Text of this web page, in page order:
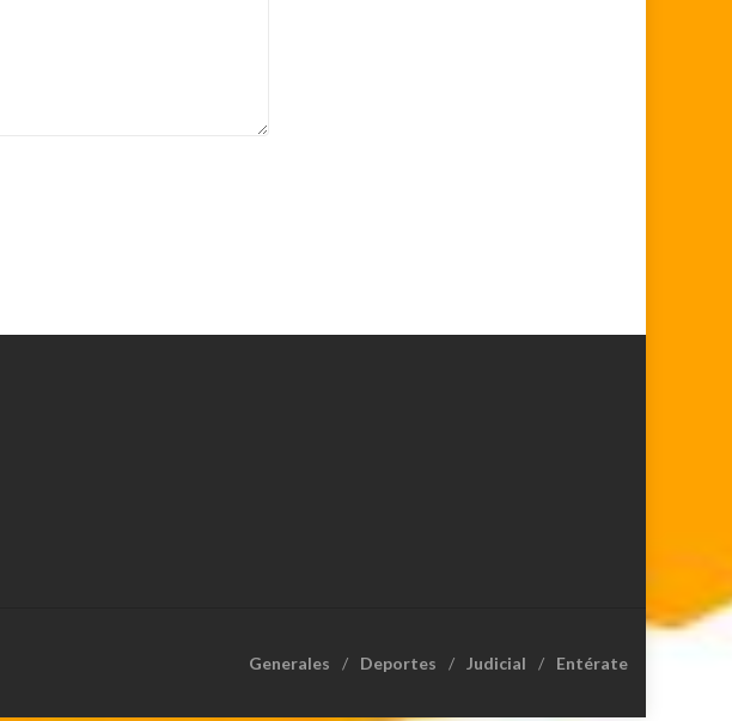
Generales Deportes Judicial Entérate